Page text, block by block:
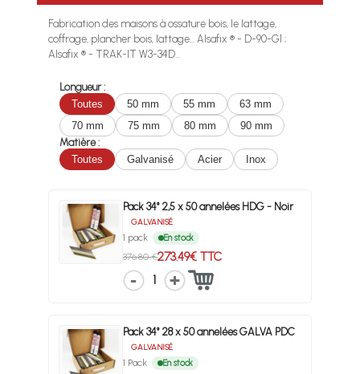
Fabrication des maisons à ossature bois, le lattage,
coffrage, plancher bois, lattage... Alsafix ® - D-90-G1 ;
Alsafix ® - TRAK-IT W3-34D...
Longueur :
Toutes
50 mm 55 mm
63 mm
70 mm
75 mm 80 mm
90 mm
Matière :
Toutes
Galvanisé Acier Inox
Pack 34° 2,5 x 50 annelées HDG - Noir
GALVANISÉ
1 pack En stock
376.80 €273.49€ TTC
1
Pack 34° 28 x 50 annelées GALVA PDC
GALVANISÉ
1 Pack En stock